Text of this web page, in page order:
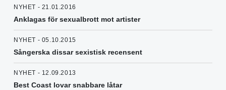
NYHET - 21.01.2016
Anklagas för sexualbrott mot artister
NYHET - 05.10.2015
Sångerska dissar sexistisk recensent
NYHET - 12.09.2013
Best Coast lovar snabbare låtar